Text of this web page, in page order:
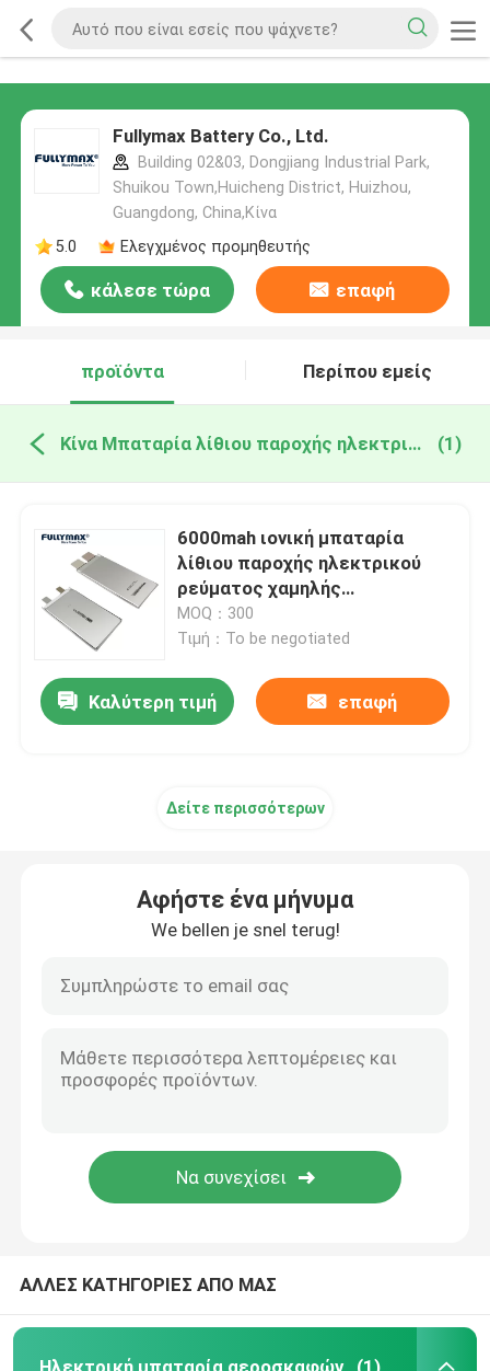
Fullymax Battery Co., Ltd.
Building 02&03, Dongjiang Industrial Park,
Shuikou Town,Huicheng District, Huizhou,
Guangdong, China,Κίνα
5.0
Ελεγχμένος προμηθευτής
κάλεσε τώρα επαφή
προϊόντα Περίπου εμείς
Κίνα Μπαταρία λίθιου παροχής ηλεκτρικού ρεύματος (1)
6000mah ιονική μπαταρία
λίθιου παροχής ηλεκτρικού
ρεύματος χαμηλής
θερμοκρασίας μπαταριών 1C
λίθιου
MOQ：300
Τιμή：To be negotiated
Καλύτερη τιμή επαφή
Δείτε περισσότερων
Αφήστε ένα μήνυμα
We bellen je snel terug!
ΑΛΛΕΣ ΚΑΤΗΓΟΡΙΕΣ ΑΠΟ ΜΑΣ
Ηλεκτρική μπαταρία αεροσκαφών